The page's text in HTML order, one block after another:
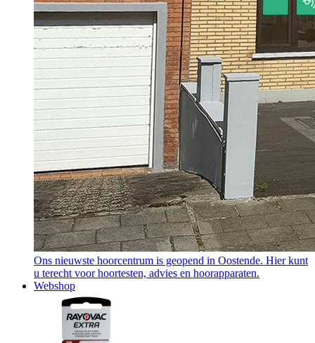
Ons nieuwste hoorcentrum is geopend in Oostende. Hier kunt
u terecht voor hoortesten, advies en hoorapparaten.
Webshop